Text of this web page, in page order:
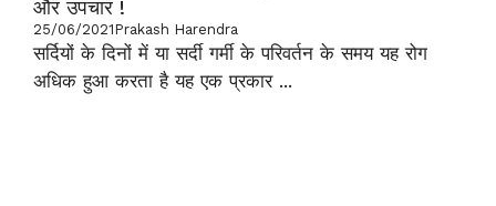
और उपचार !
25/06/2021Prakash Harendra
सर्दियों के दिनों में या सर्दी गर्मी के परिवर्तन के समय यह रोग
अधिक हुआ करता है यह एक प्रकार ...